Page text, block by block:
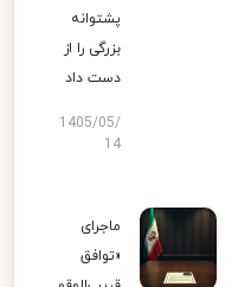
پشتوانه
بزرگی را از
دست داد
1405/05/
14
ماجرای
«توافق